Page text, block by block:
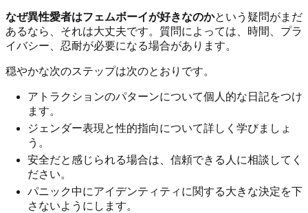
なぜ異性愛者はフェムボーイが好きなのかという疑問がまだ
あるなら、それは大丈夫です。質問によっては、時間、プラ
イバシー、忍耐が必要になる場合があります。
穏やかな次のステップは次のとおりです。
アトラクションのパターンについて個人的な日記をつけ
ます。
ジェンダー表現と性的指向について詳しく学びましょ
う。
安全だと感じられる場合は、信頼できる人に相談してく
ださい。
パニック中にアイデンティティに関する大きな決定を下
さないようにします。